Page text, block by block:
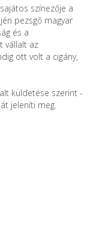
színezője a
pezsgő magyar
és a
vállalt az
ott volt a cigány,
küldetése szerint -
jeleníti meg.